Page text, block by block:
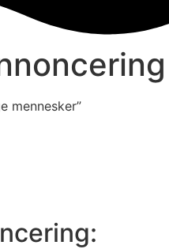
mennesker”